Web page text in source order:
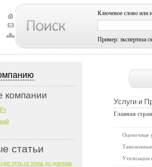
Ключевое слово или
Пример: экспертиза
Услуги и
Главная
Оценочные
компании
статьи
путь от темы до доверия